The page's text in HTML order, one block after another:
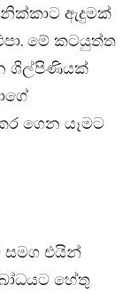
ඇදුමක්
මේ කටයුත්ත
ශිල්පිණියක්
ගෙන යෑමට
සමග එයින්
හේතු